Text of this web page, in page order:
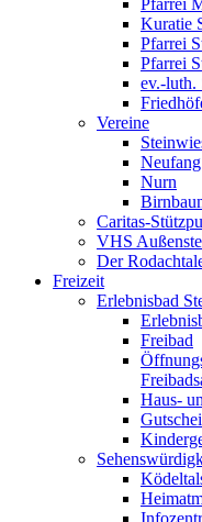
Pfarrei
Kuratie
Pfarrei
Pfarrei
ev.-luth.
Vereine
Neufang
Nurn
Caritas-
VHS
Der
Freizeit
Erlebnisbad
Freibad
Haus-